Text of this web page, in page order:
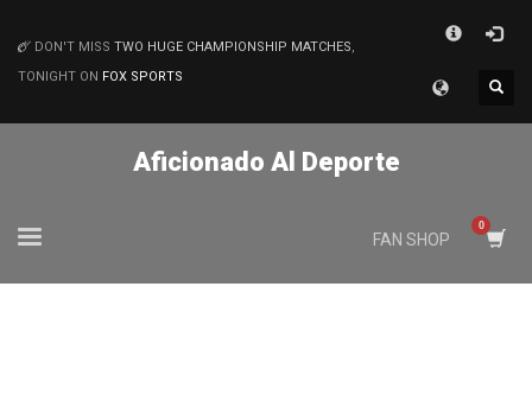
MATCHES
DON'T MISS TWO HUGE CHAMPIONSHIP MATCHES,
TONIGHT ON FOX SPORTS
Aficionado Al Deporte
FAN SHOP